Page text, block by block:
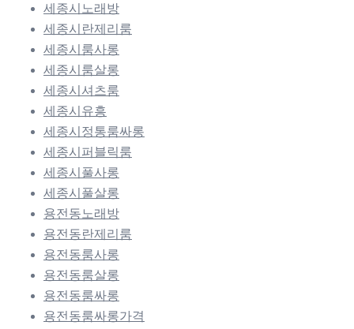
세종시노래방
세종시란제리룸
세종시룸사롱
세종시룸살롱
세종시셔츠룸
세종시유흥
세종시정통룸싸롱
세종시퍼블릭룸
세종시풀사롱
세종시풀살롱
용전동노래방
용전동란제리룸
용전동룸사롱
용전동룸살롱
용전동룸싸롱
용전동룸싸롱가격